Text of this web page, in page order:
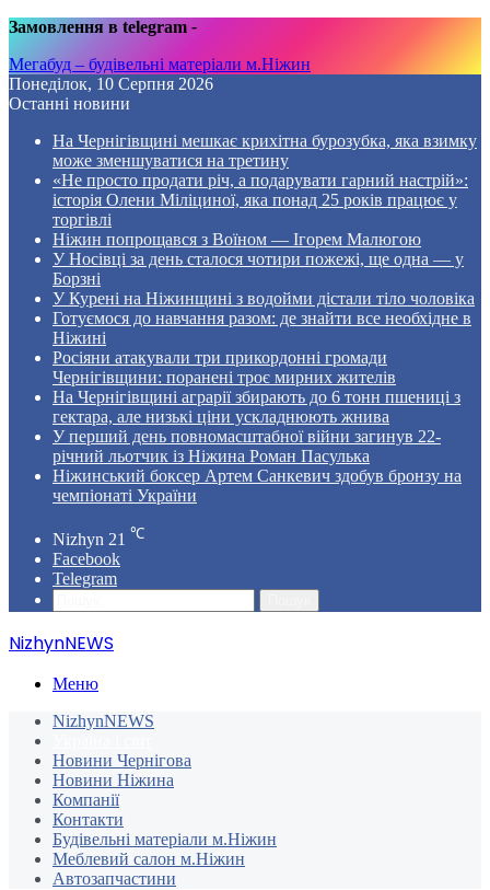
Замовлення в telegram -
Мегабуд – будівельні матеріали м.Ніжин
Понеділок, 10 Серпня 2026
Останні новини
На Чернігівщині мешкає крихітна бурозубка, яка взимку
може зменшуватися на третину
«Не просто продати річ, а подарувати гарний настрій»:
історія Олени Міліциної, яка понад 25 років працює у
торгівлі
Ніжин попрощався з Воїном — Ігорем Малюгою
У Носівці за день сталося чотири пожежі, ще одна — у
Борзні
У Курені на Ніжинщині з водойми дістали тіло чоловіка
Готуємося до навчання разом: де знайти все необхідне в
Ніжині
Росіяни атакували три прикордонні громади
Чернігівщини: поранені троє мирних жителів
На Чернігівщині аграрії збирають до 6 тонн пшениці з
гектара, але низькі ціни ускладнюють жнива
У перший день повномасштабної війни загинув 22-
річний льотчик із Ніжина Роман Пасулька
Ніжинський боксер Артем Санкевич здобув бронзу на
чемпіонаті України
Nizhyn 21 ℃
Facebook
Telegram
NizhynNEWS
Меню
NizhynNEWS
Новини Чернігова
Новини Ніжина
Компанії
Контакти
Будівельні матеріали м.Ніжин
Меблевий салон м.Ніжин
Автозапчастини